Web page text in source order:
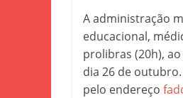
A administração
educacional,
prolibras (20h),
dia 26 de
pelo endereço